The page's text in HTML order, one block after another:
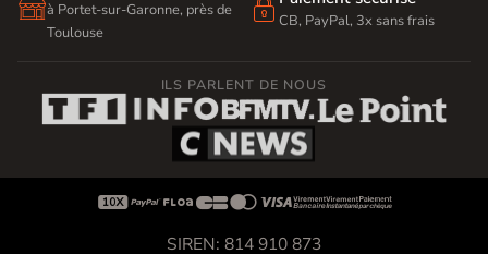
à Portet-sur-Garonne, près de
Toulouse
 CB, PayPal, 3x sans frais
ILS PARLENT DE NOUS

SIREN: 814 910 873